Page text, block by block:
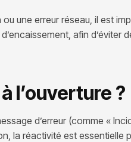
une erreur réseau, il est
afin d’éviter
l’ouverture ?
d’erreur (comme «
la réactivité est essentielle